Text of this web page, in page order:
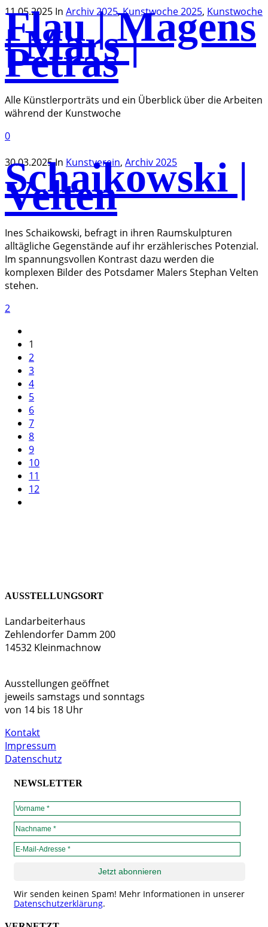
11.05.2025 In Archiv 2025,Kunstwoche 2025, Kunstwoche
Flau | Magens
| Mars |
Petras
Alle Künstlerporträts und ein Überblick über die Arbeiten
während der Kunstwoche
0
30.03.2025In Kunstverein, Archiv 2025
Schaikowski |
Velten
Ines Schaikowski, befragt in ihren Raumskulpturen
alltägliche Gegenstände auf ihr erzählerisches Potenzial.
Im spannungsvollen Kontrast dazu werden die
komplexen Bilder des Potsdamer Malers Stephan Velten
stehen.
2
1
2
3
4
5
6
7
8
9
10
11
12
AUSSTELLUNGSORT
Landarbeiterhaus
Zehlendorfer Damm 200
14532 Kleinmachnow
Ausstellungen geöffnet
jeweils samstags und sonntags
von 14 bis 18 Uhr
Kontakt
Impressum
Datenschutz
NEWSLETTER
Wir senden keinen Spam! Mehr Informationen in unserer
Datenschutzerklärung.